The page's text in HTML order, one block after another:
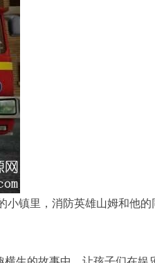
小镇里，消防英雄山姆和他的